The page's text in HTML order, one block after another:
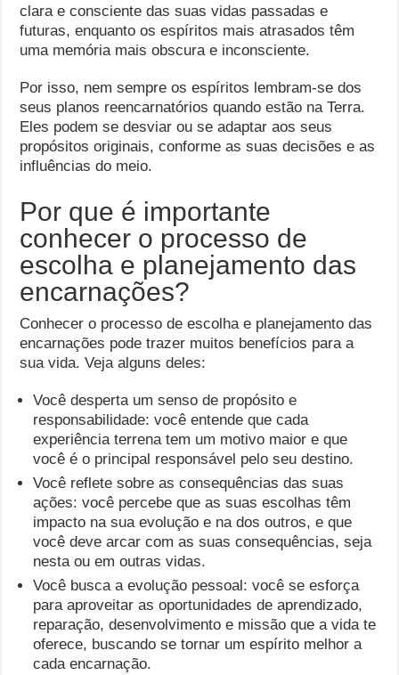
clara e consciente das suas vidas passadas e
futuras, enquanto os espíritos mais atrasados têm
uma memória mais obscura e inconsciente.
Por isso, nem sempre os espíritos lembram-se dos
seus planos reencarnatórios quando estão na Terra.
Eles podem se desviar ou se adaptar aos seus
propósitos originais, conforme as suas decisões e as
influências do meio.
Por que é importante
conhecer o processo de
escolha e planejamento das
encarnações?
Conhecer o processo de escolha e planejamento das
encarnações pode trazer muitos benefícios para a
sua vida. Veja alguns deles:
Você desperta um senso de propósito e
responsabilidade: você entende que cada
experiência terrena tem um motivo maior e que
você é o principal responsável pelo seu destino.
Você reflete sobre as consequências das suas
ações: você percebe que as suas escolhas têm
impacto na sua evolução e na dos outros, e que
você deve arcar com as suas consequências, seja
nesta ou em outras vidas.
Você busca a evolução pessoal: você se esforça
para aproveitar as oportunidades de aprendizado,
reparação, desenvolvimento e missão que a vida te
oferece, buscando se tornar um espírito melhor a
cada encarnação.